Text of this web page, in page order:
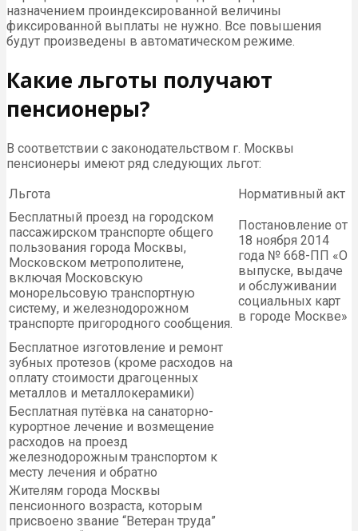
назначением проиндексированной величины
фиксированной выплаты не нужно. Все повышения
будут произведены в автоматическом режиме.
Какие льготы получают
пенсионеры?
В соответствии с законодательством г. Москвы
пенсионеры имеют ряд следующих льгот:
Льгота
Нормативный акт
Бесплатный проезд на городском
пассажирском транспорте общего
пользования города Москвы,
Московском метрополитене,
включая Московскую
монорельсовую транспортную
систему, и железнодорожном
транспорте пригородного сообщения.
Постановление от
18 ноября 2014
года № 668-ПП «О
выпуске, выдаче
и обслуживании
социальных карт
в городе Москве»
Бесплатное изготовление и ремонт
зубных протезов (кроме расходов на
оплату стоимости драгоценных
металлов и металлокерамики)
Бесплатная путёвка на санаторно-
курортное лечение и возмещение
расходов на проезд
железнодорожным транспортом к
месту лечения и обратно
Жителям города Москвы
пенсионного возраста, которым
присвоено звание “Ветеран труда”